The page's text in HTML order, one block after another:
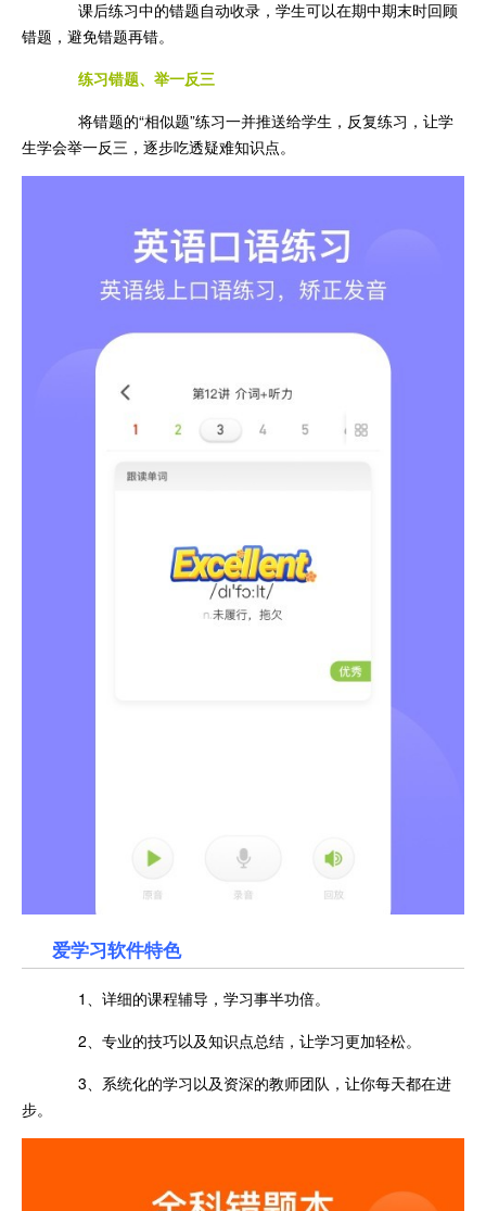
课后练习中的错题自动收录，学生可以在期中期末时回顾
错题，避免错题再错。
练习错题、举一反三
将错题的“相似题”练习一并推送给学生，反复练习，让学
生学会举一反三，逐步吃透疑难知识点。
爱学习软件特色
1、详细的课程辅导，学习事半功倍。
2、专业的技巧以及知识点总结，让学习更加轻松。
3、系统化的学习以及资深的教师团队，让你每天都在进
步。